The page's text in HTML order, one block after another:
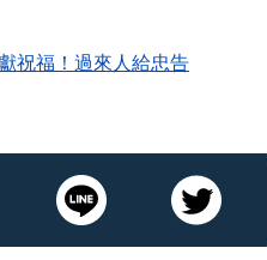
祝福！過來人給忠告